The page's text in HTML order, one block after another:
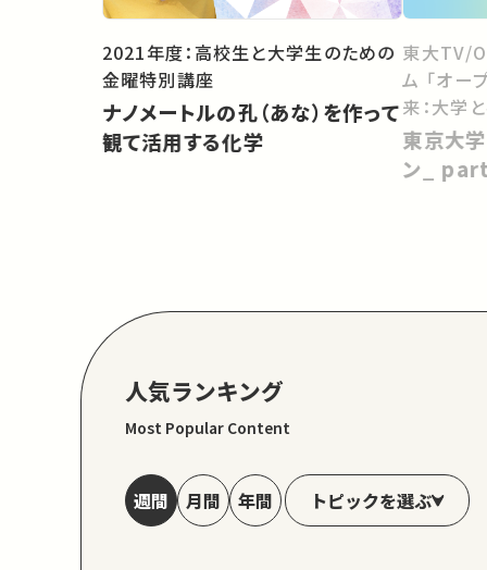
2021年度：高校生と大学生のための
金曜特別講座
ナノメートルの孔（あな）を作って
観て活用する化学
東大TV/
ム 「オー
来：大学
向けて」
東京大
ン_
人気ランキング
Most Popular Content
週間 月間 年間 トピックを選ぶ